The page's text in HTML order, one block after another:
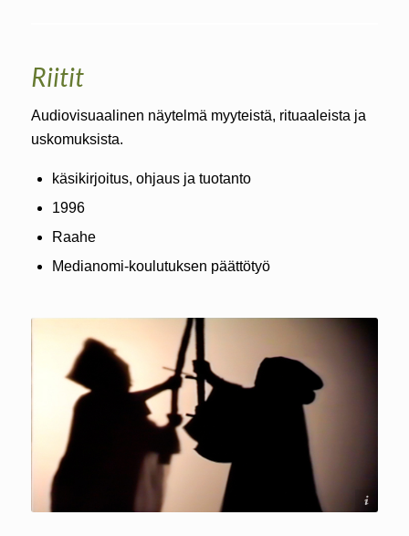
Riitit
Audiovisuaalinen näytelmä myyteistä, rituaaleista ja
uskomuksista.
käsikirjoitus, ohjaus ja tuotanto
1996
Raahe
Medianomi-koulutuksen päättötyö
Soile Mottisenkangas